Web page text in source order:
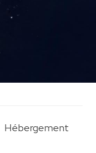
Hébergement